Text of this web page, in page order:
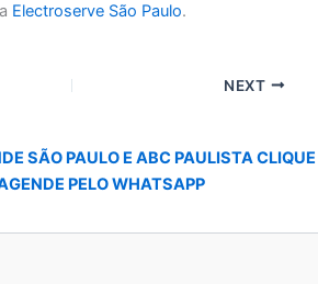
Electroserve São Paulo.
NEXT
SÃO PAULO E ABC PAULISTA CLIQUE
PELO WHATSAPP